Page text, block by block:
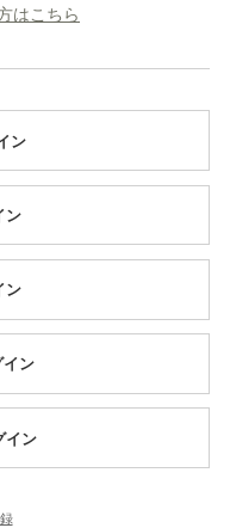
はこちら
ン
ン
ン
イン
イン